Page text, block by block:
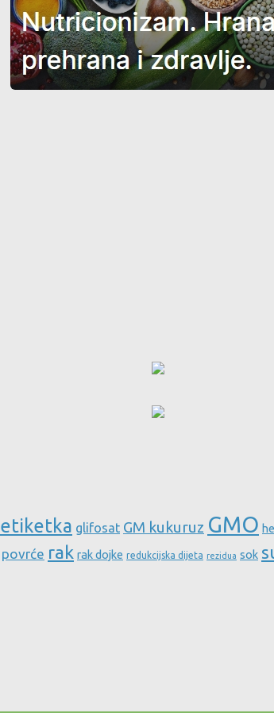
etiketka glifosat GM kukuruz GMO
povrće rak rak dojke redukcijska dijeta rezidua sok